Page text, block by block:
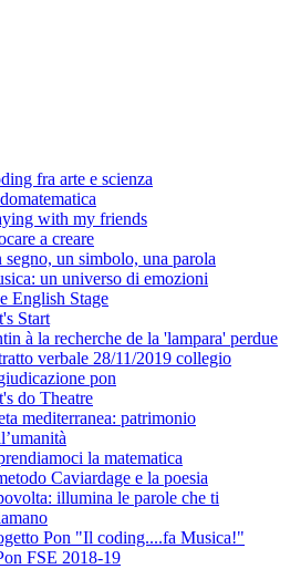
fra arte e scienza
with my friends
a creare
segno, un simbolo, una parola
un universo di emozioni
English Stage
Start
à la recherche de la 'lampara' perdue
verbale 28/11/2019 collegio
pon
do Theatre
mediterranea: patrimonio
la matematica
Caviardage e la poesia
illumina le parole che ti
Pon "Il coding....fa Musica!"
FSE 2018-19